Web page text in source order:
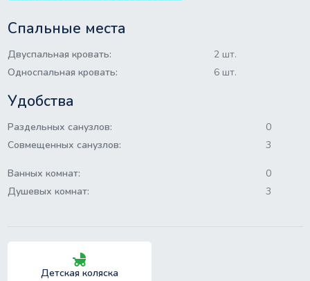
Спальные места
Двуспальная кровать:
2 шт.
Односпальная кровать:
6 шт.
Удобства
Раздельных санузлов:
0
Совмещенных санузлов:
3
Ванных комнат:
0
Душевых комнат:
3
child_friendly
Детская коляска